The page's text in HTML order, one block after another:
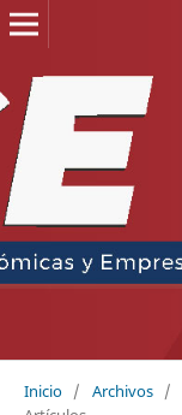
Inicio / Archivos /